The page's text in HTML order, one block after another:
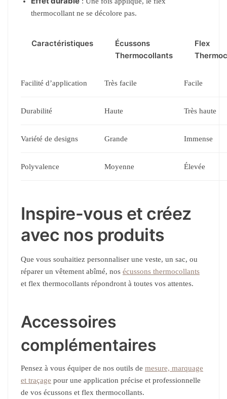
thermocollant ne se décolore pas.
Caractéristiques
Écussons
Thermocollants
Flex
Facilité d’application Très facile Facile
Durabilité Haute Très haute
Variété de designs Grande Immense
Polyvalence Moyenne Élevée
Inspire-vous et créez
avec nos produits
Que vous souhaitiez personnaliser une veste, un sac, ou
réparer un vêtement abîmé, nos écussons thermocollants
et flex thermocollants répondront à toutes vos attentes.
Accessoires
complémentaires
Pensez à vous équiper de nos outils de mesure, marquage
et traçage pour une application précise et professionnelle
de vos écussons et flex thermocollants.